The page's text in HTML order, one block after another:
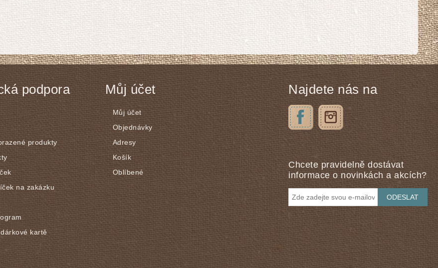
podpora
produkty
na zakázku
kartě
Můj účet
Můj účet
Objednávky
Adresy
Košík
Oblíbené
Najdete nás na
Chcete pravidelně dostávat
informace o novinkách a akcích?
ODESLAT